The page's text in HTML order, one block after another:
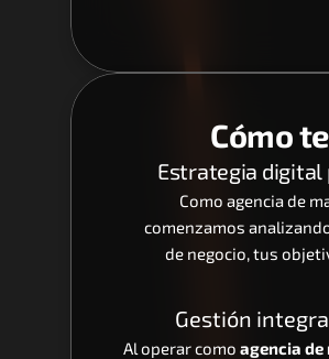
Cómo
Estrategia digital
Como agencia de
comenzamos
de negocio, tus
Gestión
Al operar como agencia